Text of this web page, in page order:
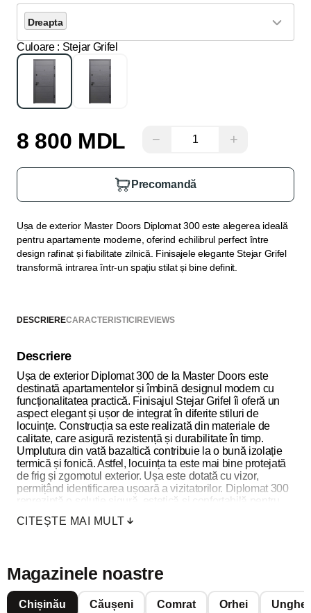
Dreapta
Culoare : Stejar Grifel
8 800 MDL − +
Precomandă
Ușa de exterior Master Doors Diplomat 300 este alegerea ideală
pentru apartamente moderne, oferind echilibrul perfect între
design rafinat și fiabilitate zilnică. Finisajele elegante Stejar Grifel
transformă intrarea într-un spațiu stilat și bine definit.
DESCRIERECARACTERISTICI REVIEWS
Descriere
Ușa de exterior Diplomat 300 de la Master Doors este
destinată apartamentelor și îmbină designul modern cu
funcționalitatea practică. Finisajul Stejar Grifel îi oferă un
aspect elegant și ușor de integrat în diferite stiluri de
locuințe. Construcția sa este realizată din materiale de
calitate, care asigură rezistență și durabilitate în timp.
Umplutura din vată bazaltică contribuie la o bună izolație
termică și fonică. Astfel, locuința ta este mai bine protejată
de frig și zgomotul exterior. Ușa este dotată cu vizor,
permițând identificarea ușoară a vizitatorilor. Diplomat 300
reprezintă o soluție sigură, estetică și confortabilă pentru
CITEȘTE MAI MULT
Magazinele noastre
Chișinău Căușeni Comrat Orhei